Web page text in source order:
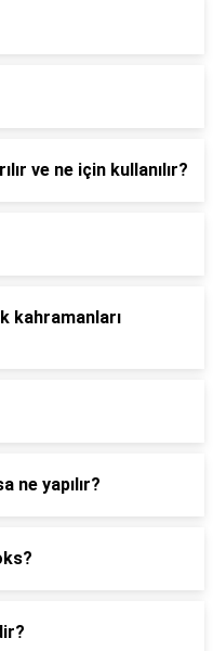
ve ne için kullanılır?
kahramanları
ne yapılır?